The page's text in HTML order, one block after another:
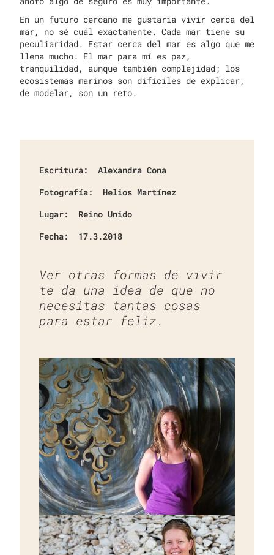
En un futuro cercano me gustaría vivir cerca del
mar, no sé cuál exactamente. Cada mar tiene su
peculiaridad. Estar cerca del mar es algo que me
llena mucho. El mar para mí es paz,
tranquilidad, aunque también complejidad; los
ecosistemas marinos son difíciles de explicar,
de modelar, son un reto.
Escritura:
Alexandra Cona
Fotografía:
Helios Martínez
Lugar:
Reino Unido
Fecha:
17.3.2018
Ver otras formas de vivir
te da una idea de que no
necesitas tantas cosas
para estar feliz.